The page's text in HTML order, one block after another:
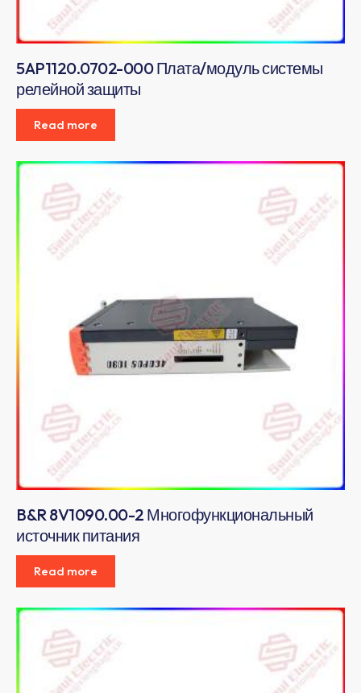
5AP1120.0702-000 Плата/модуль системы
релейной защиты
Read more
B&R 8V1090.00-2 Многофункциональный
источник питания​
Read more